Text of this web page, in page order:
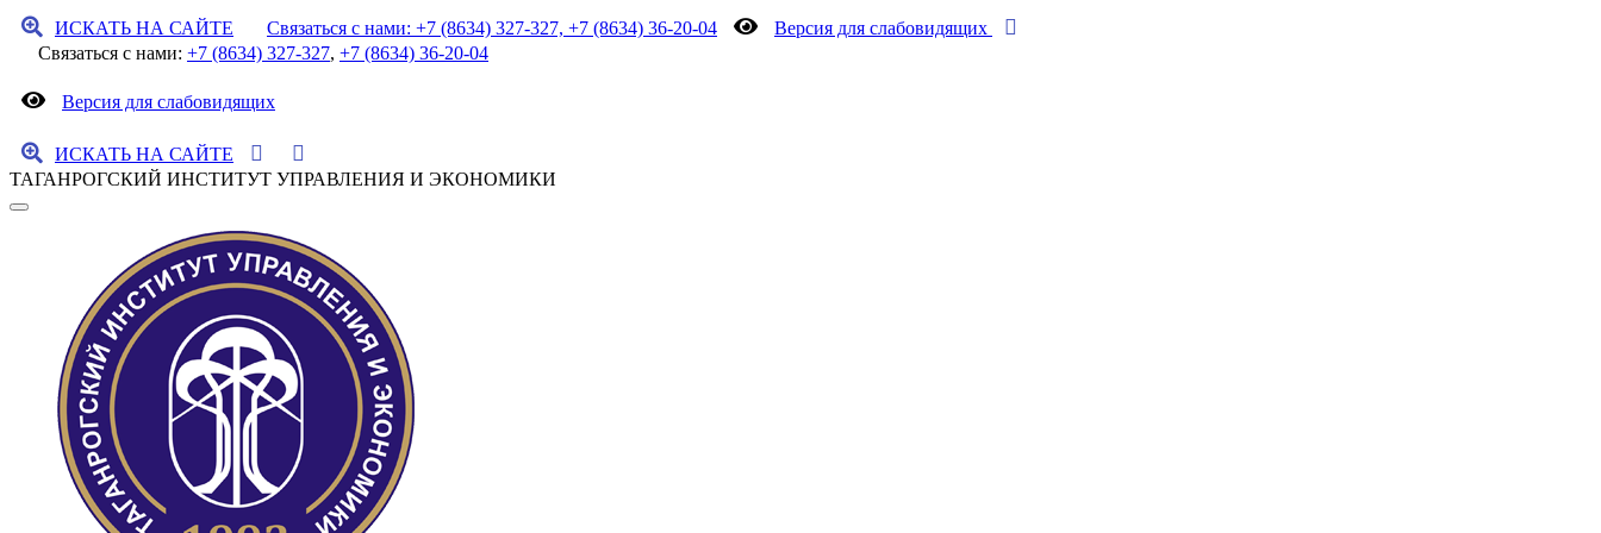
ИСКАТЬ НА САЙТЕ Связаться с нами: +7 (8634) 327-327, +7 (8634) 36-20-04
Версия для слабовидящих
Связаться с нами: +7 (8634) 327-327, +7 (8634) 36-20-04
Версия для слабовидящих
ИСКАТЬ НА САЙТЕ
ТАГАНРОГСКИЙ ИНСТИТУТ УПРАВЛЕНИЯ И ЭКОНОМИКИ